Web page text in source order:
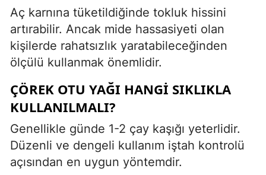
Aç karnına tüketildiğinde tokluk hissini
artırabilir. Ancak mide hassasiyeti olan
kişilerde rahatsızlık yaratabileceğinden
ölçülü kullanmak önemlidir.
ÇÖREK OTU YAĞI HANGI SIKLIKLA
KULLANILMALI?
Genellikle günde 1-2 çay kaşığı yeterlidir.
Düzenli ve dengeli kullanım iştah kontrolü
açısından en uygun yöntemdir.